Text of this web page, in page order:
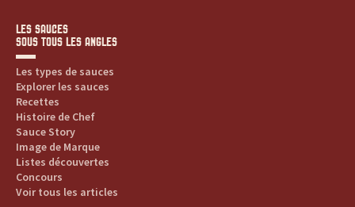
LES SAUCES
SOUS TOUS LES ANGLES
Les types de sauces
Explorer les sauces
Recettes
Histoire de Chef
Sauce Story
Image de Marque
Listes découvertes
Concours
Voir tous les articles